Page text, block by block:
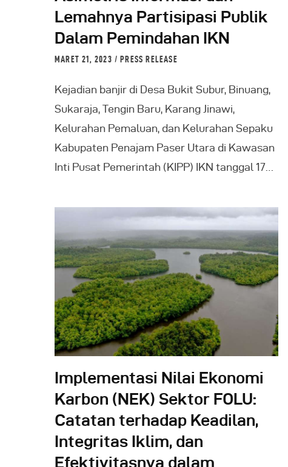
Lemahnya Partisipasi Publik
Dalam Pemindahan IKN
MARET 21, 2023 PRESS RELEASE
Kejadian banjir di Desa Bukit Subur, Binuang,
Sukaraja, Tengin Baru, Karang Jinawi,
Kelurahan Pemaluan, dan Kelurahan Sepaku
Kabupaten Penajam Paser Utara di Kawasan
Inti Pusat Pemerintah (KIPP) IKN tanggal 17…
Implementasi Nilai Ekonomi
Karbon (NEK) Sektor FOLU:
Catatan terhadap Keadilan,
Integritas Iklim, dan
Efektivitasnya dalam